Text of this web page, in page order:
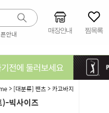
안내 매장안내 찜목록
> [대분류] 팬츠> 카고바지
)-빅사이즈